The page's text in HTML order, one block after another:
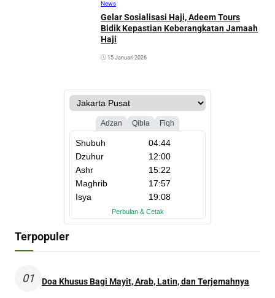
News
Gelar Sosialisasi Haji, Adeem Tours
Bidik Kepastian Keberangkatan Jamaah
Haji
15 Januari 2026
Terpopuler
01 Doa Khusus Bagi Mayit, Arab, Latin, dan Terjemahnya